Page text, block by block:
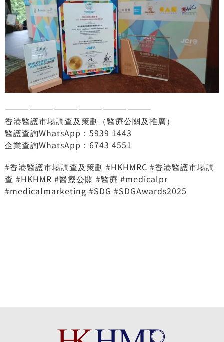
——————————————————
香港醫護市場調查及策劃（醫療公關及推廣）
醫護查詢WhatsApp：5939 1443
企業查詢WhatsApp：6743 4551
#香港醫護市場調查及策劃 #HKHMRC #香港醫護市場調
查 #HKHMR #醫療公關 #醫療 #medicalpr
#medicalmarketing #SDG #SDGAwards2025